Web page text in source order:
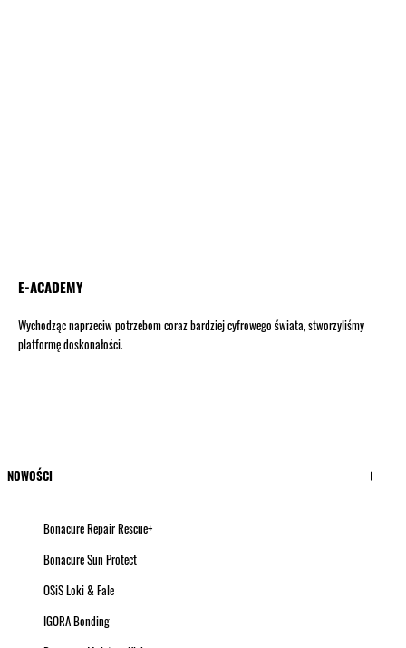
E-ACADEMY
Wychodząc naprzeciw potrzebom coraz bardziej cyfrowego świata, stworzyliśmy
platformę doskonałości.
NOWOŚCI
Bonacure Repair Rescue+
Bonacure Sun Protect
OSiS Loki & Fale
IGORA Bonding